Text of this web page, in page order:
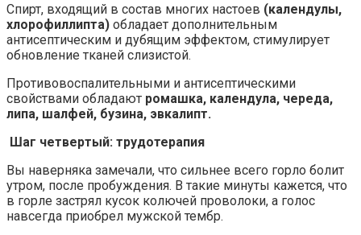
Спирт, входящий в состав многих настоев (календулы,
хлорофиллипта) обладает дополнительным
антисептическим и дубящим эффектом, стимулирует
обновление тканей слизистой.
Противовоспалительными и антисептическими
свойствами обладают ромашка, календула, череда,
липа, шалфей, бузина, эвкалипт.
Шаг четвертый: трудотерапия
Вы наверняка замечали, что сильнее всего горло болит
утром, после пробуждения. В такие минуты кажется, что
в горле застрял кусок колючей проволоки, а голос
навсегда приобрел мужской тембр.